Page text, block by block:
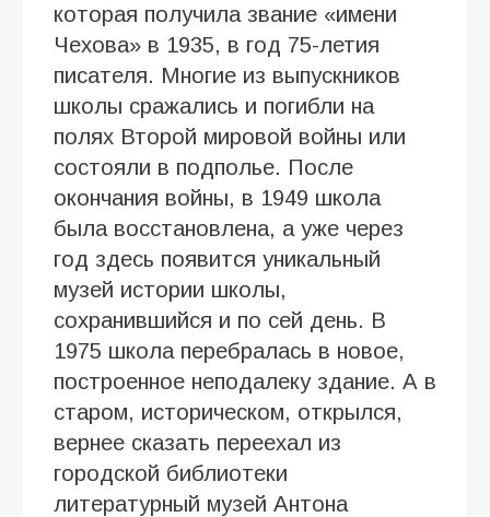
которая получила звание «имени
Чехова» в 1935, в год 75-летия
писателя. Многие из выпускников
школы сражались и погибли на
полях Второй мировой войны или
состояли в подполье. После
окончания войны, в 1949 школа
была восстановлена, а уже через
год здесь появится уникальный
музей истории школы,
сохранившийся и по сей день. В
1975 школа перебралась в новое,
построенное неподалеку здание. А в
старом, историческом, открылся,
вернее сказать переехал из
городской библиотеки
литературный музей Антона